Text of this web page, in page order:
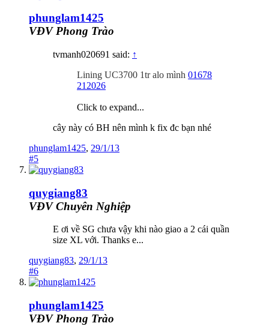
phunglam1425
VĐV Phong Trào
tvmanh020691 said: ↑
Lining UC3700 1tr alo mình 01678
212026
Click to expand...
cây này có BH nên mình k fix đc bạn nhé
phunglam1425, 29/1/13
#5
quygiang83
VĐV Chuyên Nghiệp
E ơi về SG chưa vậy khi nào giao a 2 cái quần
size XL với. Thanks e...
quygiang83, 29/1/13
#6
phunglam1425
VĐV Phong Trào